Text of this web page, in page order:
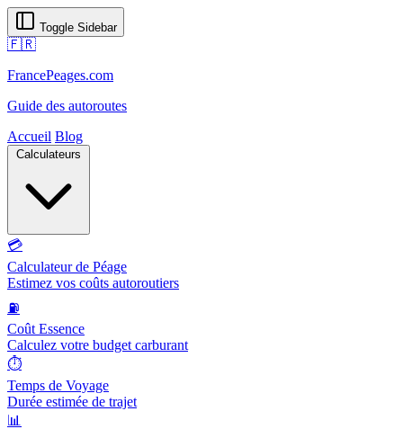
Toggle Sidebar
🇫🇷
FrancePeages.com
Guide des autoroutes
Accueil Blog
Calculateurs
💳
Calculateur de Péage
Estimez vos coûts autoroutiers
⛽
Coût Essence
Calculez votre budget carburant
⏱️
Temps de Voyage
Durée estimée de trajet
📊